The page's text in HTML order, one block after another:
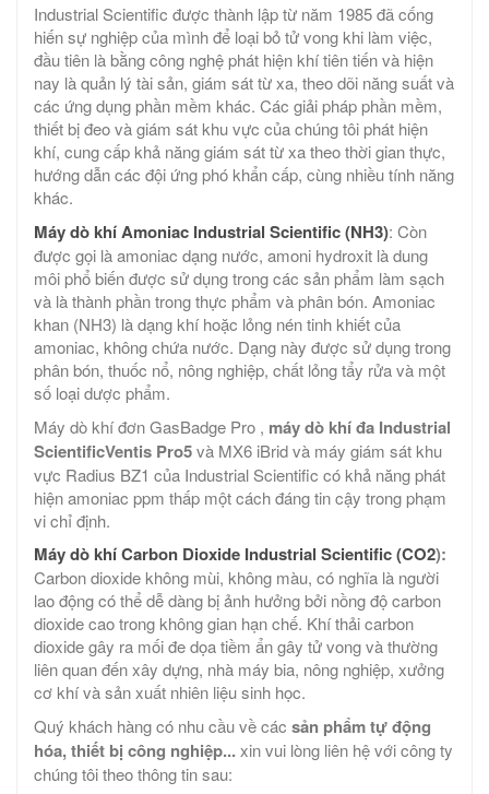
Industrial Scientific được thành lập từ năm 1985 đã cống
hiến sự nghiệp của mình để loại bỏ tử vong khi làm việc,
đầu tiên là bằng công nghệ phát hiện khí tiên tiến và hiện
nay là quản lý tài sản, giám sát từ xa, theo dõi năng suất và
các ứng dụng phần mềm khác. Các giải pháp phần mềm,
thiết bị đeo và giám sát khu vực của chúng tôi phát hiện
khí, cung cấp khả năng giám sát từ xa theo thời gian thực,
hướng dẫn các đội ứng phó khẩn cấp, cùng nhiều tính năng
khác.
Máy dò khí Amoniac Industrial Scientific (NH3): Còn
được gọi là amoniac dạng nước, amoni hydroxit là dung
môi phổ biến được sử dụng trong các sản phẩm làm sạch
và là thành phần trong thực phẩm và phân bón. Amoniac
khan (NH3) là dạng khí hoặc lỏng nén tinh khiết của
amoniac, không chứa nước. Dạng này được sử dụng trong
phân bón, thuốc nổ, nông nghiệp, chất lỏng tẩy rửa và một
số loại dược phẩm.
Máy dò khí đơn GasBadge Pro , máy dò khí đa Industrial
ScientificVentis Pro5và MX6 iBrid và máy giám sát khu
vực Radius BZ1 của Industrial Scientific có khả năng phát
hiện amoniac ppm thấp một cách đáng tin cậy trong phạm
vi chỉ định.
Máy dò khí Carbon Dioxide Industrial Scientific (CO2):
Carbon dioxide không mùi, không màu, có nghĩa là người
lao động có thể dễ dàng bị ảnh hưởng bởi nồng độ carbon
dioxide cao trong không gian hạn chế. Khí thải carbon
dioxide gây ra mối đe dọa tiềm ẩn gây tử vong và thường
liên quan đến xây dựng, nhà máy bia, nông nghiệp, xưởng
cơ khí và sản xuất nhiên liệu sinh học.
Quý khách hàng có nhu cầu về các sản phẩm tự động
hóa, thiết bị công nghiệp...xin vui lòng liên hệ với công ty
chúng tôi theo thông tin sau: